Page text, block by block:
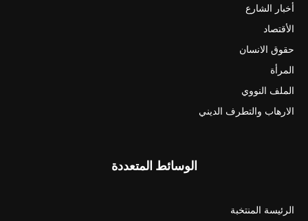
أخبار الشارع
الأقتصاد
حقوق الانسان
المرأة
الملف النووي
الارهاب والتطرف الديني
الوسائط المتعددة
الرئيسة المنتخبة